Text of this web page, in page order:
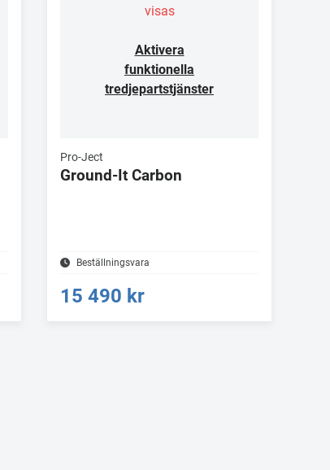
visas
Aktivera
funktionella
tredjepartstjänster
Pro-Ject
Ground-It Carbon
Beställningsvara
15 490 kr